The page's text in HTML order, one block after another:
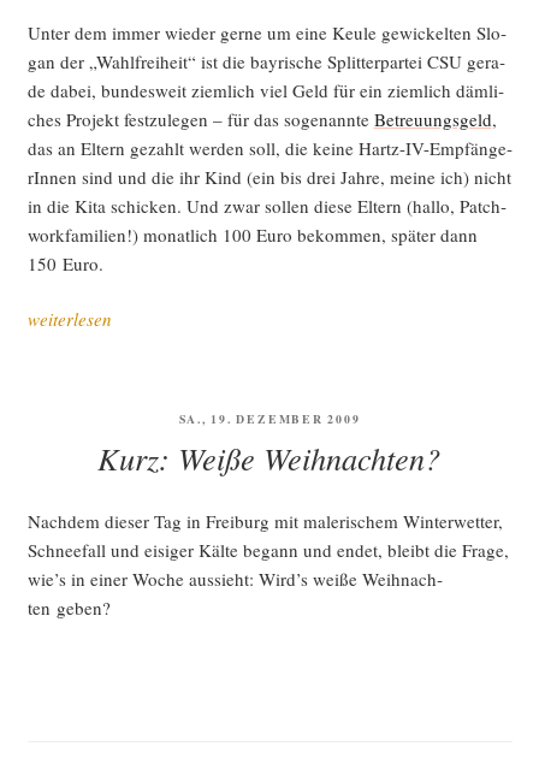
Unter dem immer wie­der ger­ne um eine Keu­le gewi­ckel­ten Slo­
gan der „Wahl­frei­heit“ ist die bay­ri­sche Split­ter­par­tei CSU gera­
de dabei, bun­des­weit ziem­lich viel Geld für ein ziem­lich däm­li­
ches Pro­jekt fest­zu­le­gen – für das soge­nann­te Betreu­ungs­geld,
das an Eltern gezahlt wer­den soll, die kei­ne Hartz-IV-Emp­fän­ge­
rIn­nen sind und die ihr Kind (ein bis drei Jah­re, mei­ne ich) nicht
in die Kita schi­cken. Und zwar sol­len die­se Eltern (hal­lo, Patch­
work­fa­mi­li­en!) monat­lich 100 Euro bekom­men, spä­ter dann
150 Euro.
„Bäh,
weiterlesen
VERÖFFENTLICHT
SA., 19. DEZEMBER 2009
Kurz: Weiße Weihnachten?
Nach­dem die­ser Tag in Frei­burg mit male­ri­schem Win­ter­wet­ter,
Schnee­fall und eisi­ger Käl­te begann und endet, bleibt die Fra­ge,
wie’s in einer Woche aus­sieht: Wird’s wei­ße Weih­nach­
ten geben?